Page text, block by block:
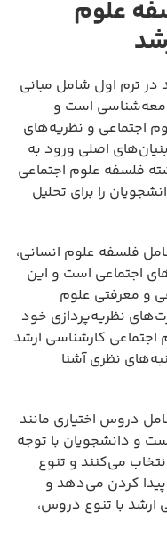
علوم
در ترم اول شامل مبانی
است و
اجتماعی و نظریه‌های
اصلی ورود به
فلسفه علوم اجتماعی
را برای تحلیل
فلسفه علوم انسانی،
اجتماعی است و این
و معرفتی علوم
نظریه‌پردازی خود
کارشناسی ارشد
نظری آشنا
دروس اختیاری مانند
و دانشجویان با توجه
می‌کنند و تنوع
کردن می‌دهد و
ارشد با تنوع دروس،